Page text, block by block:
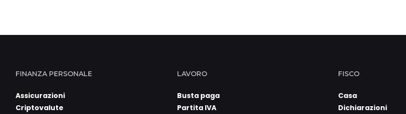
FINANZA PERSONALE
Assicurazioni
Criptovalute
LAVORO
Busta paga
Partita IVA
FISCO
Casa
Dichiarazioni